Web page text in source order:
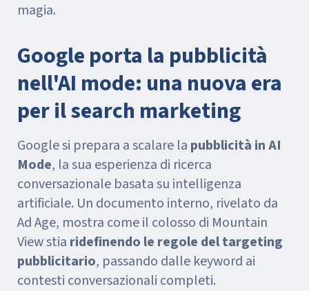
magia.
Google porta la pubblicità
nell'AI mode: una nuova era
per il search marketing
Google si prepara a scalare la pubblicità in AI
Mode, la sua esperienza di ricerca
conversazionale basata su intelligenza
artificiale. Un documento interno, rivelato da
Ad Age, mostra come il colosso di Mountain
View stia ridefinendo le regole del targeting
pubblicitario, passando dalle keyword ai
contesti conversazionali completi.